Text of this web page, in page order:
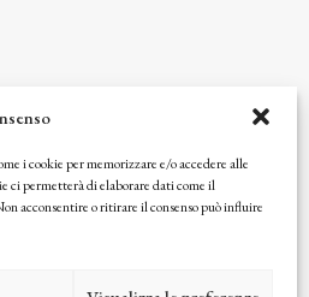
i cookie per memorizzare e/o accedere alle
ci permetterà di elaborare dati come il
acconsentire o ritirare il consenso può influire